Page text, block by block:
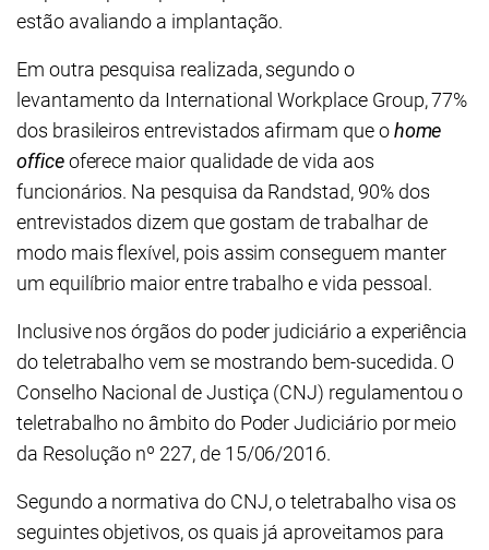
estão avaliando a implantação.
Em outra pesquisa realizada, segundo o
levantamento da International Workplace Group, 77%
dos brasileiros entrevistados afirmam que ohome
officeoferece maior qualidade de vida aos
funcionários. Na pesquisa da Randstad, 90% dos
entrevistados dizem que gostam de trabalhar de
modo mais flexível, pois assim conseguem manter
um equilíbrio maior entre trabalho e vida pessoal.
Inclusive nos órgãos do poder judiciário a experiência
do teletrabalho vem se mostrando bem-sucedida. O
Conselho Nacional de Justiça (CNJ) regulamentou o
teletrabalho no âmbito do Poder Judiciário por meio
da Resolução nº 227, de 15/06/2016.
Segundo a normativa do CNJ, o teletrabalho visa os
seguintes objetivos, os quais já aproveitamos para